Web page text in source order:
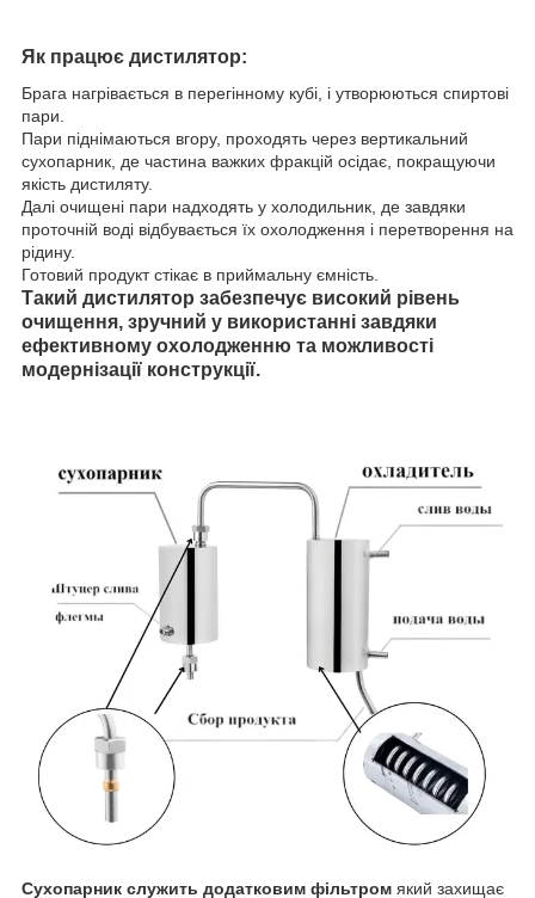
Як працює дистилятор:
Брага нагрівається в перегінному кубі, і утворюються спиртові
пари.
Пари піднімаються вгору, проходять через вертикальний
сухопарник, де частина важких фракцій осідає, покращуючи
якість дистиляту.
Далі очищені пари надходять у холодильник, де завдяки
проточній воді відбувається їх охолодження і перетворення на
рідину.
Готовий продукт стікає в приймальну ємність.
Такий дистилятор забезпечує високий рівень
очищення, зручний у використанні завдяки
ефективному охолодженню та можливості
модернізації конструкції.
Сухопарник служить додатковим фільтром який захищає